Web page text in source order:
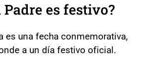
Padre es festivo?
es una fecha conmemorativa,
a un día festivo oficial.